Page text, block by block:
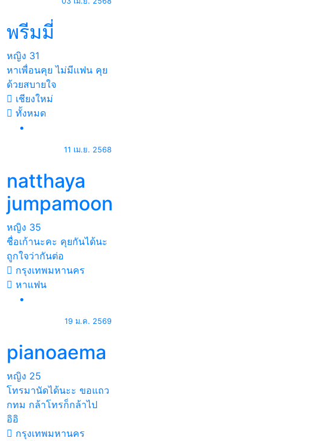
พรีมมี่
หญิง 31
หาเพื่อนคุย ไม่มีเเฟน คุย
ด้วยสบายใจ
เชียงใหม่
ทั้งหมด
11 เม.ย. 2568
natthaya
jumpamoon
หญิง 35
ชื่อเก้านะคะ คุยกันได้นะ
ถูกใจว่ากันต่อ
กรุงเทพมหานคร
หาแฟน
19 ม.ค. 2569
pianoaema
หญิง 25
โทรมานัดได้นะะ ขอแถว
กทม กล้าโทรก็กล้าไป
อิอิ
กรุงเทพมหานคร